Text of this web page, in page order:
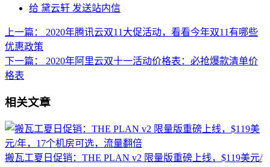
给 黛云轩 发送站内信
上一篇：
2020年腾讯云双11大促活动，看看今年双11有哪些
优惠政策
下一篇：
2020年阿里云双十一活动价格表：必抢爆款清单价
格表
相关文章
搬瓦工夏日促销：THE PLAN v2 限量版重磅上线，$119美元/